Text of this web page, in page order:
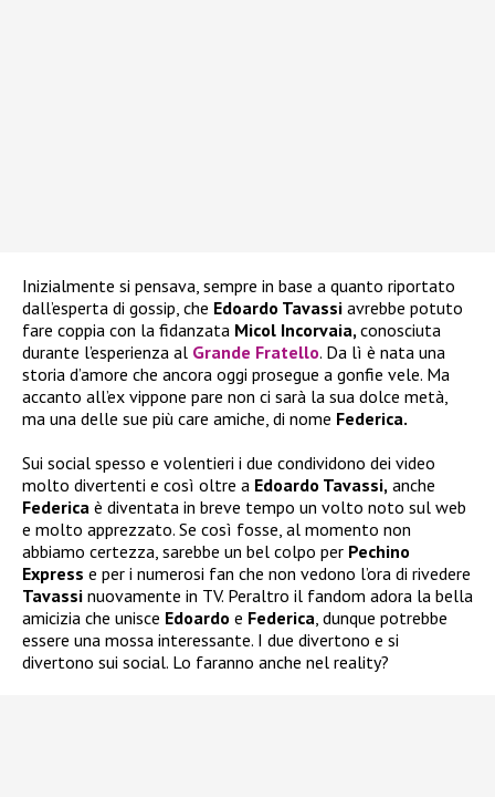
Inizialmente si pensava, sempre in base a quanto riportato
dall’esperta di gossip, che Edoardo Tavassi avrebbe potuto
fare coppia con la fidanzata Micol Incorvaia, conosciuta
durante l’esperienza al Grande Fratello. Da lì è nata una
storia d’amore che ancora oggi prosegue a gonfie vele. Ma
accanto all’ex vippone pare non ci sarà la sua dolce metà,
ma una delle sue più care amiche, di nome Federica.
Sui social spesso e volentieri i due condividono dei video
molto divertenti e così oltre a Edoardo Tavassi, anche
Federica è diventata in breve tempo un volto noto sul web
e molto apprezzato. Se così fosse, al momento non
abbiamo certezza, sarebbe un bel colpo per Pechino
Express e per i numerosi fan che non vedono l’ora di rivedere
Tavassi nuovamente in TV. Peraltro il fandom adora la bella
amicizia che unisce Edoardo e Federica , dunque potrebbe
essere una mossa interessante. I due divertono e si
divertono sui social. Lo faranno anche nel reality?